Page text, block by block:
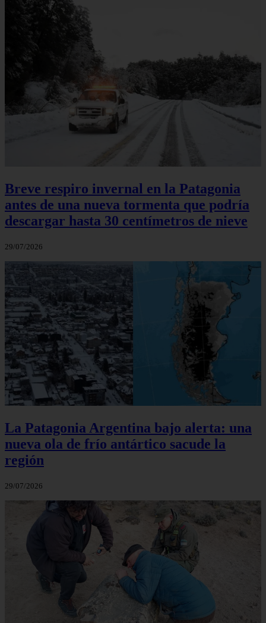
Breve respiro invernal en la Patagonia
antes de una nueva tormenta que podría
descargar hasta 30 centímetros de nieve
29/07/2026
La Patagonia Argentina bajo alerta: una
nueva ola de frío antártico sacude la
región
29/07/2026